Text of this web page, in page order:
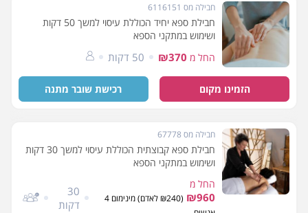
חבילה מס 6116151
חבילת ספא יחיד הכוללת עיסוי למשך 50 דקות
ושימוש במתקני הספא
החל מ ₪370 50 דקות
הזמינו מקום רכישת שובר מתנה
חבילה מס 67778
חבילת ספא קבוצתית הכוללת עיסוי למשך 30 דקות
ושימוש במתקני הספא
החל מ
₪960
(₪240 לאדם) מינימום 4
30
דקות